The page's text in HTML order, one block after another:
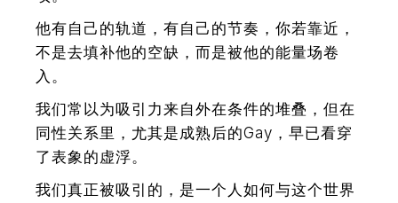
他有自己的轨道，有自己的节奏，你若靠近，
不是去填补他的空缺，而是被他的能量场卷
入。
我们常以为吸引力来自外在条件的堆叠，但在
同性关系里，尤其是成熟后的Gay，早已看穿
了表象的虚浮。
我们真正被吸引的，是一个人如何与这个世界